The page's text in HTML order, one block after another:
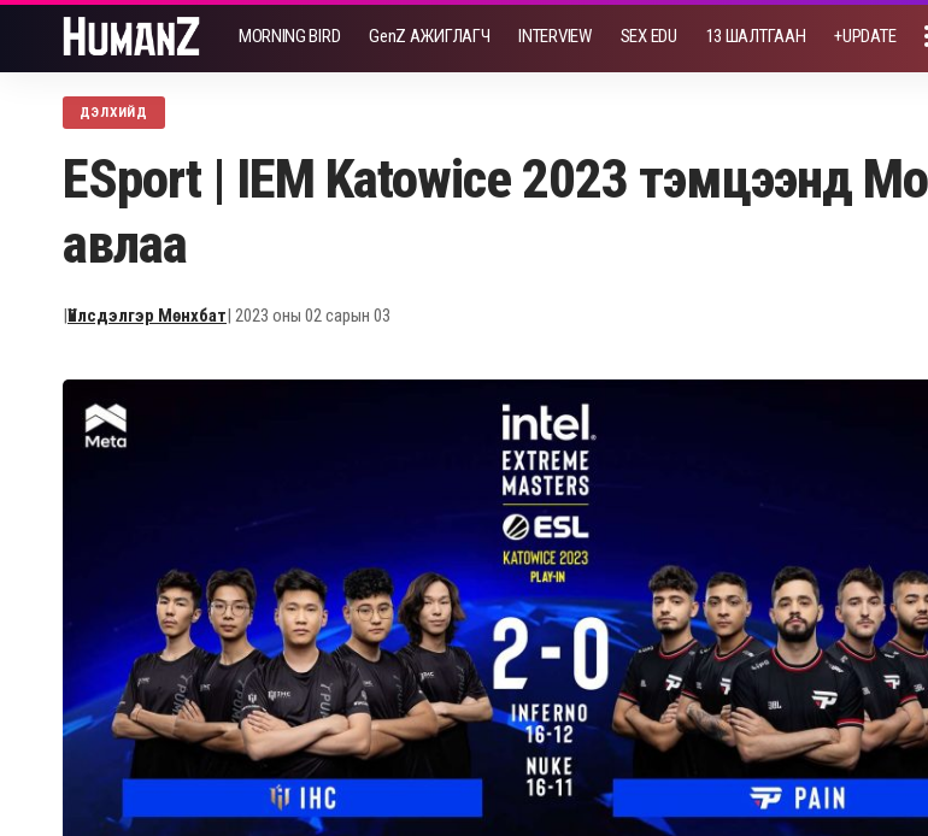
MORNING BIRD GenZ АЖИГЛАГЧ INTERVIEW SEX EDU 13 ШАЛТГААН +UPDATE
ДЭЛХИЙД
ESport | IEM Katowice 2023
авлаа
|Үйлсдэлгэр Мөнхбат| 2023 оны 02 сарын 03